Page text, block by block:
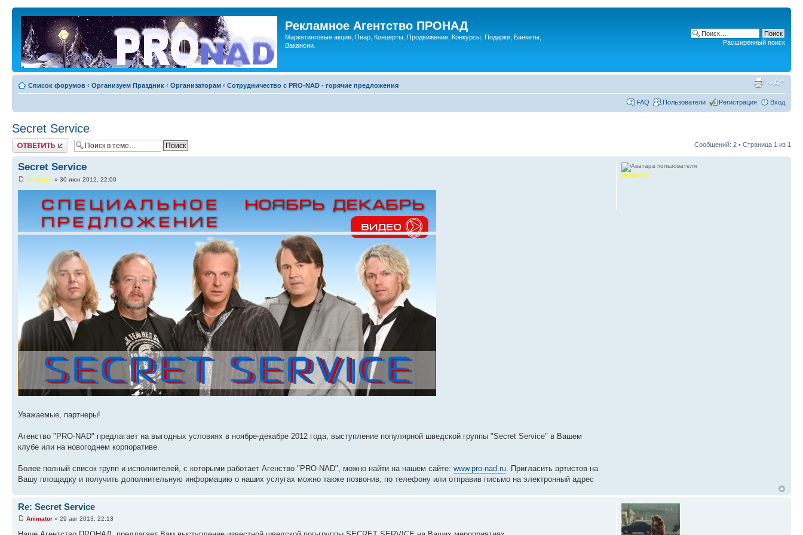
Рекламное Агентство ПРОНАД
Маркетинговые акции, Пиар, Концерты, Продвижение, Конкурсы, Подарки, Банкеты,
Вакансии.
Расширенный поиск
Список форумов ‹ Организуем Праздник ‹ Организаторам ‹ Сотрудничество c PRO-NAD - горячие предложения
FAQ Пользователи Регистрация Вход
Secret Service
Ответить Сообщений: 2 • Страница 1 из 1
Secret Service
Bertinom » 30 июн 2012, 22:00
Уважаемые, партнеры!
Агенство "PRO-NAD" предлагает на выгодных условиях в ноябре-декабре 2012 года, выступление популярной шведской группы "Secret Service" в Вашем
клубе или на новогоднем корпоративе.
Более полный список групп и исполнителей, с которыми работает Агенство "PRO-NAD", можно найти на нашем сайте: www.pro-nad.ru. Пригласить артистов на
Вашу площадку и получить дополнительную информацию о наших услугах можно также позвонив, по телефону или отправив письмо на электронный адрес
Bertinom
Re: Secret Service
Animator » 29 авг 2013, 22:13